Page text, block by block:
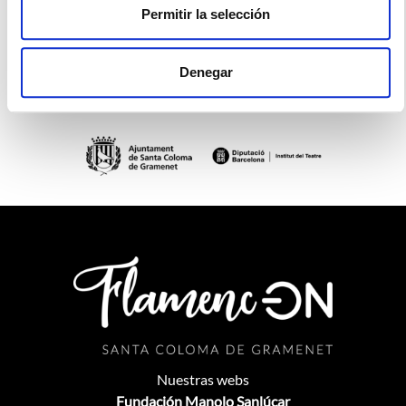
Permitir la selección
Denegar
Nuestras webs
Fundación Manolo Sanlúcar